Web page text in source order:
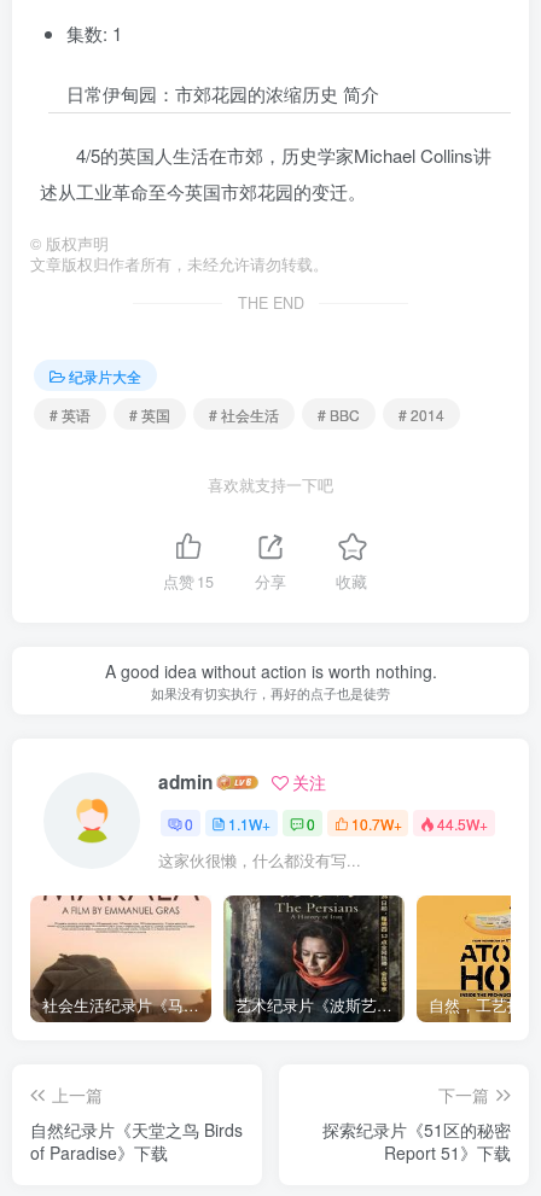
集数: 1
日常伊甸园：市郊花园的浓缩历史 简介
4/5的英国人生活在市郊，历史学家Michael Collins讲
述从工业革命至今英国市郊花园的变迁。
© 版权声明
文章版权归作者所有，未经允许请勿转载。
THE END
纪录片大全
# 英语
# 英国 # 社会生活 # BBC # 2014
喜欢就支持一下吧
点赞15 分享 收藏
A good idea without action is worth nothing.
如果没有切实执行，再好的点子也是徒劳
admin 关注
0 1.1W+ 0 10.7W+ 44.5W+
这家伙很懒，什么都没有写...
社会生活纪录片《马加拉 Makala》下载 艺术纪录片《波斯艺术 Art of Persia》下载
上一篇
自然纪录片《天堂之鸟 Birds
of Paradise》下载
下一篇
探索纪录片《51区的秘密
Report 51》下载